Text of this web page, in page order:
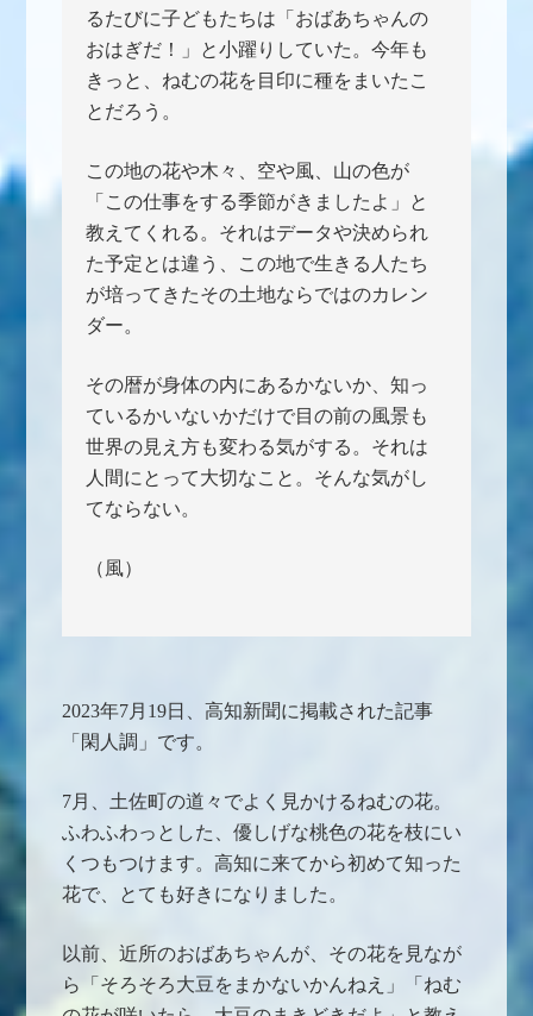
るたびに子どもたちは「おばあちゃんの
おはぎだ！」と小躍りしていた。今年も
きっと、ねむの花を目印に種をまいたこ
とだろう。
この地の花や木々、空や風、山の色が
「この仕事をする季節がきましたよ」と
教えてくれる。それはデータや決められ
た予定とは違う、この地で生きる人たち
が培ってきたその土地ならではのカレン
ダー。
その暦が身体の内にあるかないか、知っ
ているかいないかだけで目の前の風景も
世界の見え方も変わる気がする。それは
人間にとって大切なこと。そんな気がし
てならない。
（風）
2023年7月19日、高知新聞に掲載された記事
「閑人調」です。
7月、土佐町の道々でよく見かけるねむの花。
ふわふわっとした、優しげな桃色の花を枝にい
くつもつけます。高知に来てから初めて知った
花で、とても好きになりました。
以前、近所のおばあちゃんが、その花を見なが
ら「そろそろ大豆をまかないかんねえ」「ねむ